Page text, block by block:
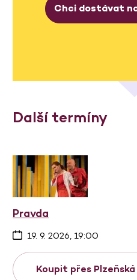
Chci dostávat
Další termíny
Pravda
19. 9. 2026, 19:00
Koupit přes